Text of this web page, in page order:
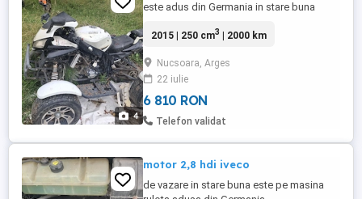
4
este adus din Germania in stare buna
2015 | 250 cm3 | 2000 km
Nucsoara, Arges
22 iulie
6 810 RON
Telefon validat
motor 2,8 hdi iveco
de vazare in stare buna este pe masina